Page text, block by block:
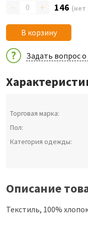
– + 146 (нет
В корзину
Задать вопрос
Торговая марка:
Пол:
Категория одежды:
Описание
Текстиль, 100%